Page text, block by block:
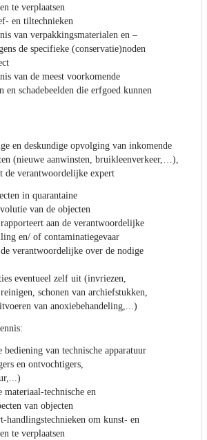
te verplaatsen
en tiltechnieken
van verpakkingsmaterialen en –
de specifieke (conservatie)noden
van de meest voorkomende
en schadebeelden die erfgoed kunnen
en deskundige opvolging van inkomende
(nieuwe aanwinsten, bruikleenverkeer,…),
de verantwoordelijke expert
in quarantaine
van de objecten
aan de verantwoordelijke
en/ of contaminatiegevaar
verantwoordelijke over de nodige
eventueel zelf uit (invriezen,
schonen van archiefstukken,
van anoxiebehandeling,...)
bediening van technische apparatuur
en ontvochtigers,
materiaal-technische en
van objecten
handlingstechnieken om kunst- en
te verplaatsen